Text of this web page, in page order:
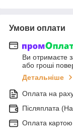
Умови оплати
Ви отримаєте
або гроші
Детальніше
Оплата на
Післяплата
Оплата